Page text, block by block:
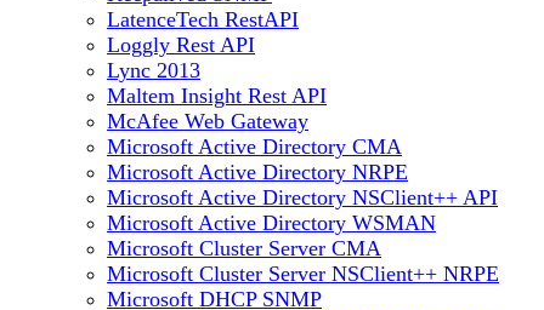
LatenceTech RestAPI
Loggly Rest API
Lync 2013
Maltem Insight Rest API
McAfee Web Gateway
Microsoft Active Directory CMA
Microsoft Active Directory NRPE
Microsoft Active Directory NSClient++ API
Microsoft Active Directory WSMAN
Microsoft Cluster Server CMA
Microsoft Cluster Server NSClient++ NRPE
Microsoft DHCP SNMP